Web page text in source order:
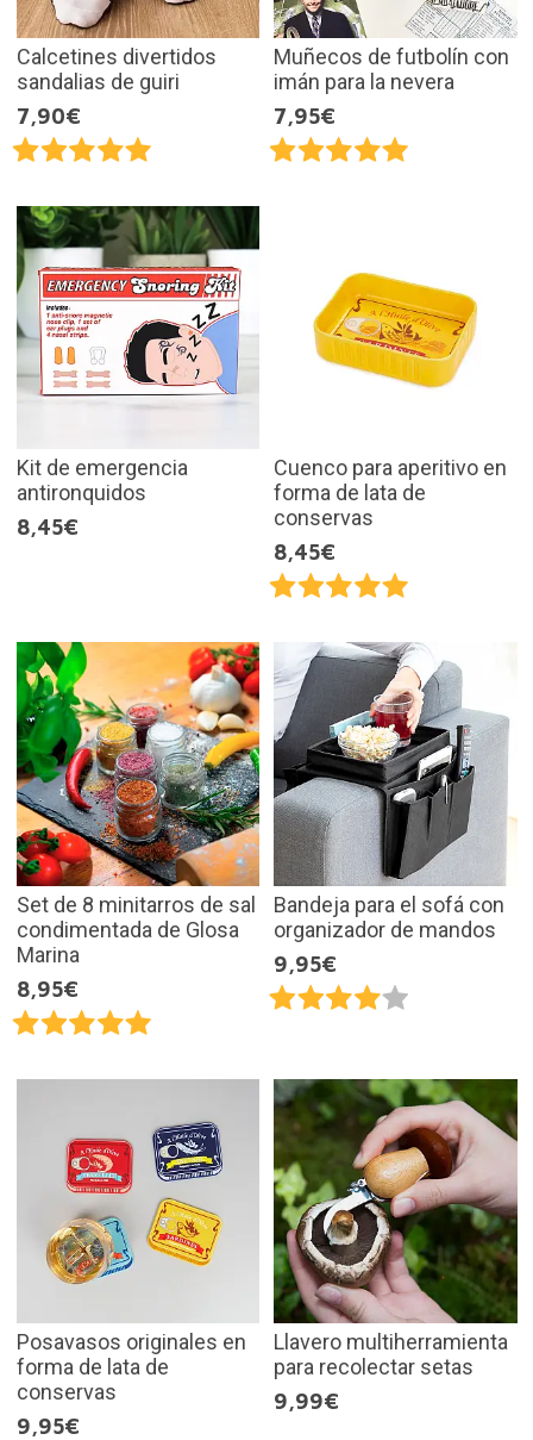
Calcetines divertidos
sandalias de guiri
7,90€
Muñecos de futbolín con
imán para la nevera
7,95€
Kit de emergencia
antironquidos
8,45€
Cuenco para aperitivo en
forma de lata de
conservas
8,45€
Set de 8 minitarros de sal
condimentada de Glosa
Marina
8,95€
Bandeja para el sofá con
organizador de mandos
9,95€
Posavasos originales en
forma de lata de
conservas
9,95€
Llavero multiherramienta
para recolectar setas
9,99€